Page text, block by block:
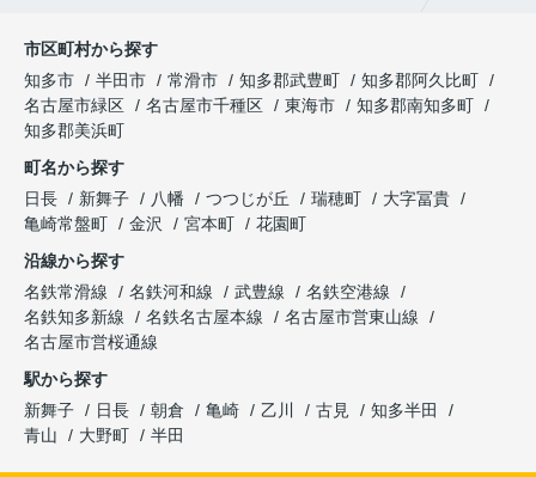
市区町村から探す
知多市
半田市 常滑市 知多郡武豊町
知多郡阿久比町
名古屋市緑区
名古屋市千種区 東海市
知多郡南知多町
知多郡美浜町
町名から探す
日長
新舞子 八幡 つつじが丘 瑞穂町
大字冨貴
亀崎常盤町
金沢 宮本町
花園町
沿線から探す
名鉄常滑線
名鉄河和線 武豊線
名鉄空港線
名鉄知多新線
名鉄名古屋本線
名古屋市営東山線
名古屋市営桜通線
駅から探す
新舞子
日長 朝倉 亀崎 乙川 古見
知多半田
青山
大野町 半田